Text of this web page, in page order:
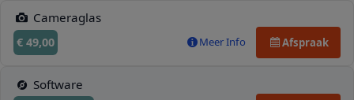
Cameraglas
€ 49,00 Meer Info Afspraak
Software